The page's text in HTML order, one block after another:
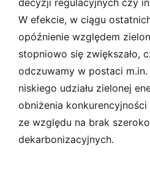
W efekcie, w ciągu
opóźnienie względem
stopniowo się zwiększało,
odczuwamy w postaci
niskiego udziału zielonej
obniżenia
ze względu na brak
dekarbonizacyjnych.